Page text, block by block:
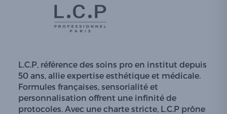
L.C.P, référence des soins pro en institut depuis
50 ans, allie expertise esthétique et médicale.
Formules françaises, sensorialité et
personnalisation offrent une infinité de
protocoles. Avec une charte stricte, L.C.P prône